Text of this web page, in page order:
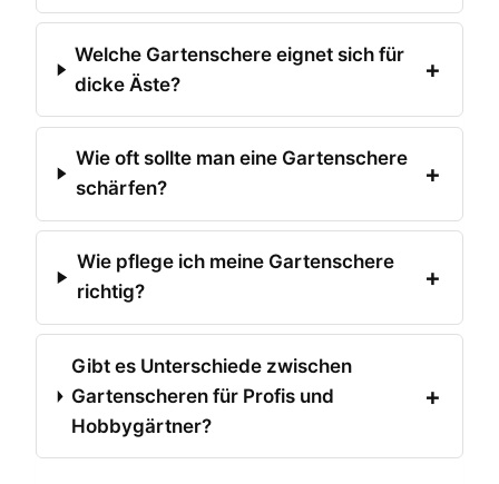
Welche Gartenschere eignet sich für
dicke Äste?
Wie oft sollte man eine Gartenschere
schärfen?
Wie pflege ich meine Gartenschere
richtig?
Gibt es Unterschiede zwischen
Gartenscheren für Profis und
Hobbygärtner?